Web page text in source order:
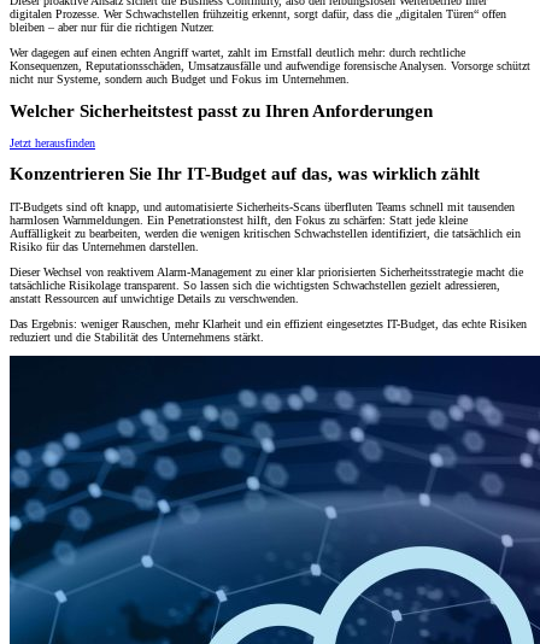
digitalen Prozesse. Wer Schwachstellen frühzeitig erkennt, sorgt dafür, dass die „digitalen Türen“ offen
bleiben – aber nur für die richtigen Nutzer.
Wer dagegen auf einen echten Angriff wartet, zahlt im Ernstfall deutlich mehr: durch rechtliche
Konsequenzen, Reputationsschäden, Umsatzausfälle und aufwendige forensische Analysen. Vorsorge schützt
nicht nur Systeme, sondern auch Budget und Fokus im Unternehmen.
Welcher Sicherheitstest passt zu Ihren Anforderungen
Jetzt herausfinden
Konzentrieren Sie Ihr IT-Budget auf das, was wirklich zählt
IT-Budgets sind oft knapp, und automatisierte Sicherheits-Scans überfluten Teams schnell mit tausenden
harmlosen Warnmeldungen. Ein Penetrationstest hilft, den Fokus zu schärfen: Statt jede kleine
Auffälligkeit zu bearbeiten, werden die wenigen kritischen Schwachstellen identifiziert, die tatsächlich ein
Risiko für das Unternehmen darstellen.
Dieser Wechsel von reaktivem Alarm-Management zu einer klar priorisierten Sicherheitsstrategie macht die
tatsächliche Risikolage transparent. So lassen sich die wichtigsten Schwachstellen gezielt adressieren,
anstatt Ressourcen auf unwichtige Details zu verschwenden.
Das Ergebnis: weniger Rauschen, mehr Klarheit und ein effizient eingesetztes IT-Budget, das echte Risiken
reduziert und die Stabilität des Unternehmens stärkt.